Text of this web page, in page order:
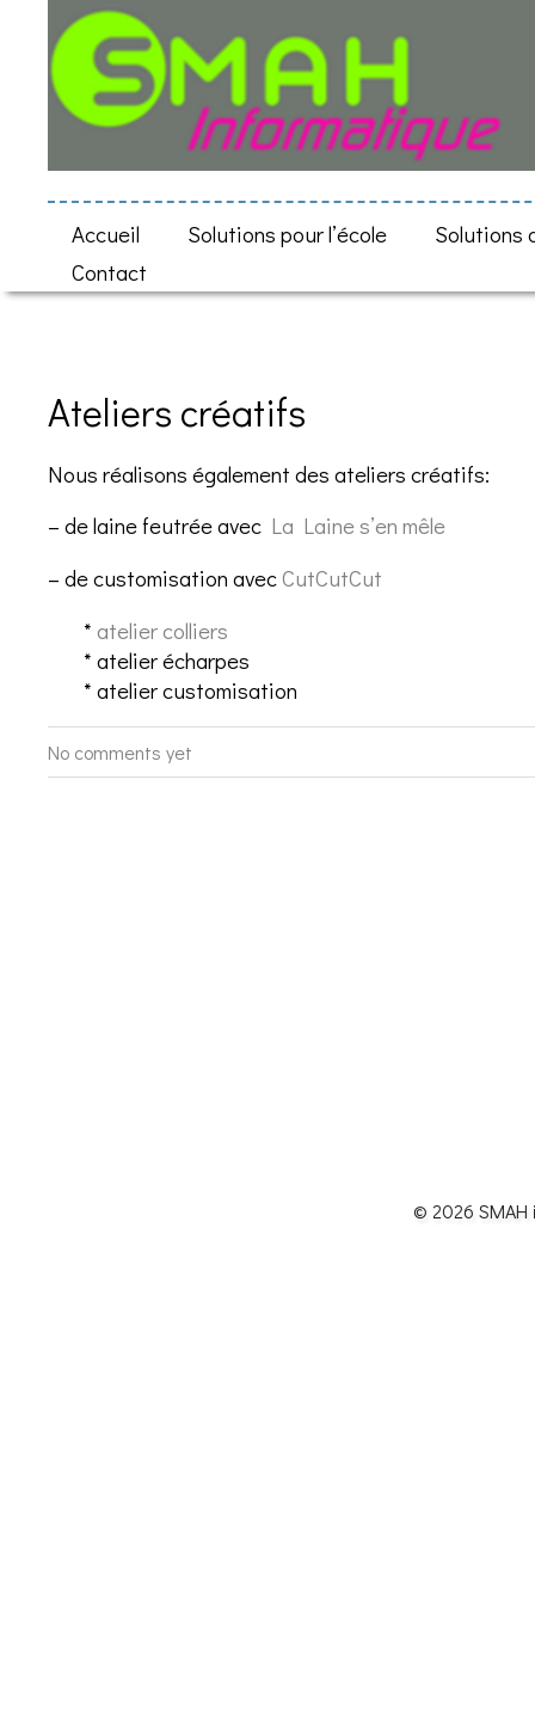
Accueil Solutions pour l’école
Solutions
Contact
Ateliers créatifs
Nous réalisons également des ateliers créatifs:
– de laine feutrée avec La Laine s’en mêle
– de customisation avecCutCutCut
* atelier colliers
* atelier écharpes
* atelier customisation
No comments yet
© 2026